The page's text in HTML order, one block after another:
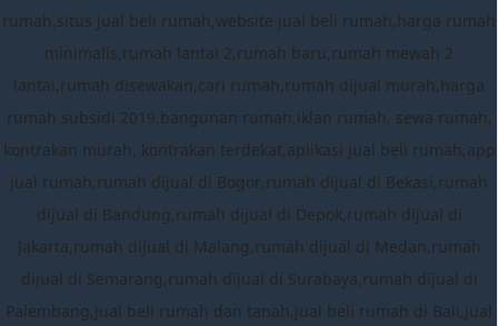
rumah,situs jual beli rumah,website jual beli rumah,harga rumah
minimalis,rumah lantai 2,rumah baru,rumah mewah 2
lantai,rumah disewakan,cari rumah,rumah dijual murah,harga
rumah subsidi 2019,bangunan rumah,iklan rumah, sewa rumah,
kontrakan murah, kontrakan terdekat,aplikasi jual beli rumah,app
jual rumah,rumah dijual di Bogor,rumah dijual di Bekasi,rumah
dijual di Bandung,rumah dijual di Depok,rumah dijual di
Jakarta,rumah dijual di Malang,rumah dijual di Medan,rumah
dijual di Semarang,rumah dijual di Surabaya,rumah dijual di
Palembang,jual beli rumah dan tanah,jual beli rumah di Bali,jual